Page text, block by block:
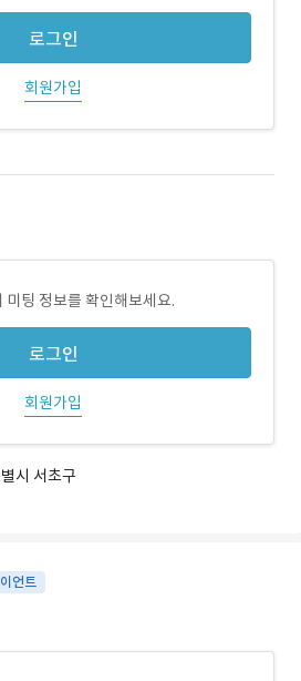
로그인
회원가입
미팅 정보를 확인해보세요.
로그인
회원가입
시 서초구
언트